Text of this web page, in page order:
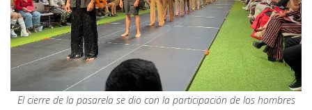
El cierre de la pasarela se dio con la participación de los hombres